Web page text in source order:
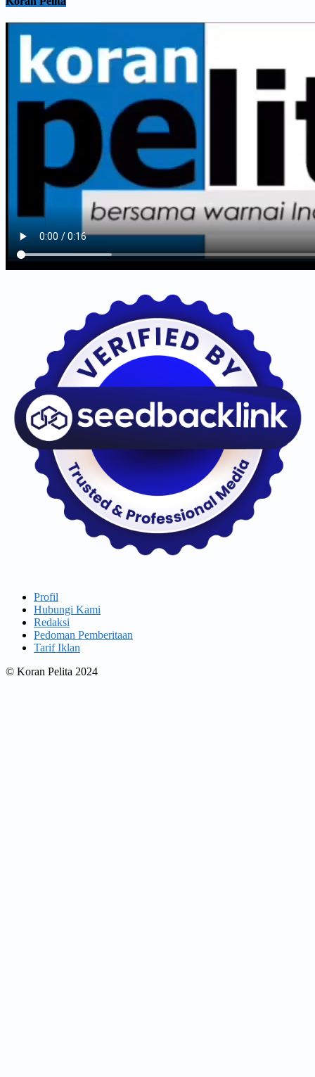
Profil
Hubungi Kami
Redaksi
Pedoman Pemberitaan
Tarif Iklan
© Koran Pelita 2024